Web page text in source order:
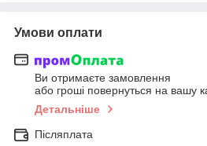
Умови оплати
Ви отримаєте замовлення
або гроші повернуться на вашу
Детальніше
Післяплата